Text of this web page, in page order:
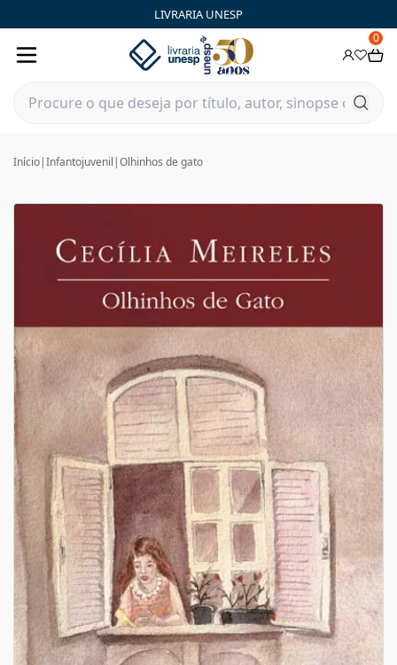
LIVRARIA UNESP
0
Início|Infantojuvenil |Olhinhos de gato